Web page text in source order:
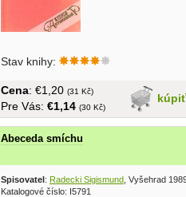
Stav knihy:
kúpiť
Cena: €1,20 (31 Kč)
Pre Vás: €1,14 (30 Kč)
Abeceda smíchu
Spisovatel: Radecki Sigismund , Vyšehrad
Katalogové číslo: I5791